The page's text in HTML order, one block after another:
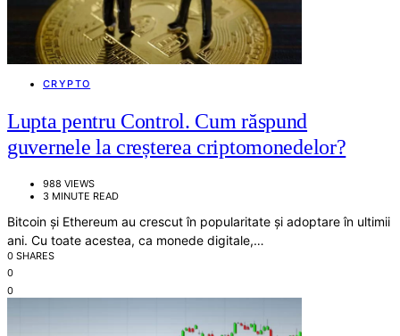
CRYPTO
Lupta pentru Control. Cum răspund
guvernele la creșterea criptomonedelor?
988 VIEWS
3 MINUTE READ
Bitcoin și Ethereum au crescut în popularitate și adoptare în ultimii
ani. Cu toate acestea, ca monede digitale,…
0 SHARES
0
0